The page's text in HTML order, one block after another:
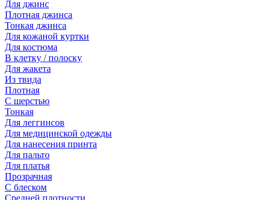
Для джинс
Плотная джинса
Тонкая джинса
Для кожаной куртки
Для костюма
В клетку / полоску
Для жакета
Из твида
Плотная
С шерстью
Тонкая
Для леггинсов
Для медицинской одежды
Для нанесения принта
Для пальто
Для платья
Прозрачная
С блеском
Средней плотности